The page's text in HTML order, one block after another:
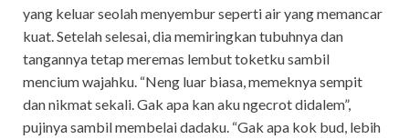
yang keluar seolah menyembur seperti air yang memancar
kuat. Setelah selesai, dia memiringkan tubuhnya dan
tangannya tetap meremas lembut toketku sambil
mencium wajahku. “Neng luar biasa, memeknya sempit
dan nikmat sekali. Gak apa kan aku ngecrot didalem”,
pujinya sambil membelai dadaku. “Gak apa kok bud, lebih